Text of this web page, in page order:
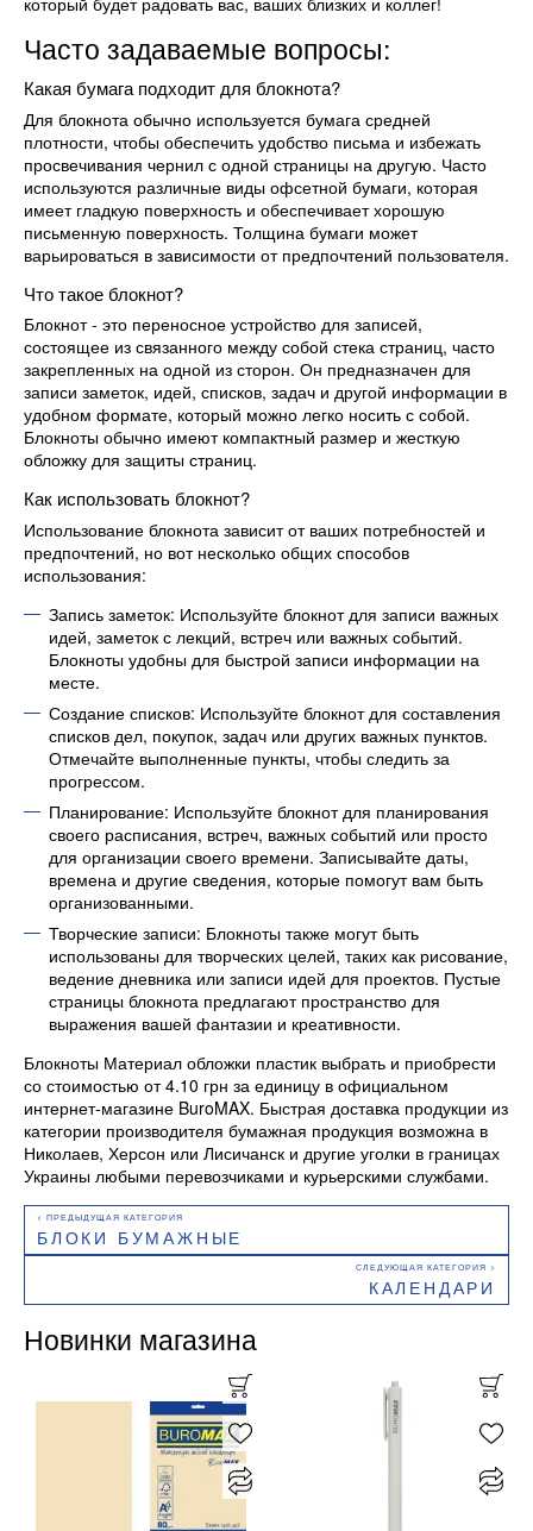
Часто задаваемые вопросы:
Какая бумага подходит для блокнота?
Для блокнота обычно используется бумага средней
плотности, чтобы обеспечить удобство письма и избежать
просвечивания чернил с одной страницы на другую. Часто
используются различные виды офсетной бумаги, которая
имеет гладкую поверхность и обеспечивает хорошую
письменную поверхность. Толщина бумаги может
варьироваться в зависимости от предпочтений пользователя.
Что такое блокнот?
Блокнот - это переносное устройство для записей,
состоящее из связанного между собой стека страниц, часто
закрепленных на одной из сторон. Он предназначен для
записи заметок, идей, списков, задач и другой информации в
удобном формате, который можно легко носить с собой.
Блокноты обычно имеют компактный размер и жесткую
обложку для защиты страниц.
Как использовать блокнот?
Использование блокнота зависит от ваших потребностей и
предпочтений, но вот несколько общих способов
использования:
Запись заметок: Используйте блокнот для записи важных
идей, заметок с лекций, встреч или важных событий.
Блокноты удобны для быстрой записи информации на
месте.
Создание списков: Используйте блокнот для составления
списков дел, покупок, задач или других важных пунктов.
Отмечайте выполненные пункты, чтобы следить за
прогрессом.
Планирование: Используйте блокнот для планирования
своего расписания, встреч, важных событий или просто
для организации своего времени. Записывайте даты,
времена и другие сведения, которые помогут вам быть
организованными.
Творческие записи: Блокноты также могут быть
использованы для творческих целей, таких как рисование,
ведение дневника или записи идей для проектов. Пустые
страницы блокнота предлагают пространство для
выражения вашей фантазии и креативности.
Блокноты Материал обложки пластик выбрать и приобрести
со стоимостью от 4.10 грн за единицу в официальном
интернет-магазине BuroMAX. Быстрая доставка продукции из
категории производителя бумажная продукция возможна в
Николаев, Херсон или Лисичанск и другие уголки в границах
Украины любыми перевозчиками и курьерскими службами.
БЛОКИ БУМАЖНЫЕ
КАЛЕНДАРИ
Новинки магазина